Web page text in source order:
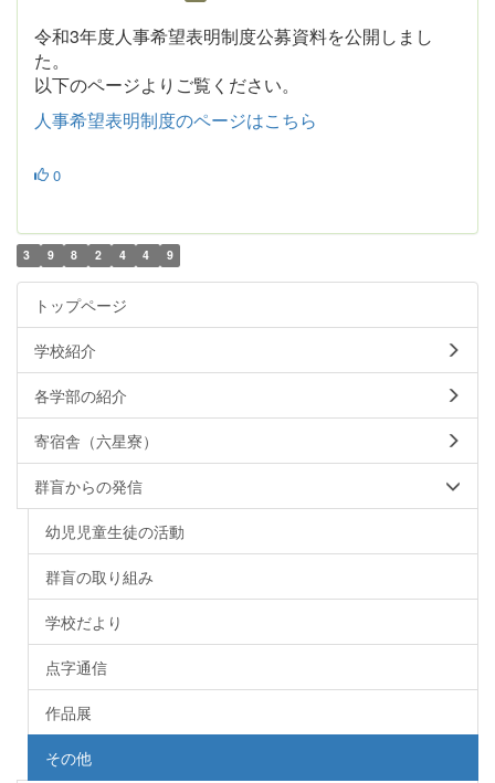
令和3年度人事希望表明制度公募資料を公開しまし
た。
以下のページよりご覧ください。
人事希望表明制度のページはこちら
0
3 9 8 2 4 4 9
トップページ
学校紹介
各学部の紹介
寄宿舎（六星寮）
群盲からの発信
幼児児童生徒の活動
群盲の取り組み
学校だより
点字通信
作品展
その他